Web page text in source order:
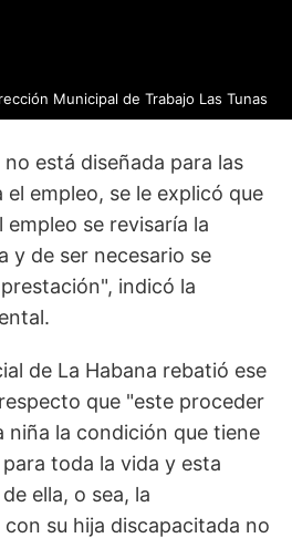
Municipal de Trabajo Las Tunas
está diseñada para las
empleo, se le explicó que
se revisaría la
y de ser necesario se
indicó la
de La Habana rebatió ese
que "este proceder
niña la condición que tiene
toda la vida y esta
ella, o sea, la
su hija discapacitada no